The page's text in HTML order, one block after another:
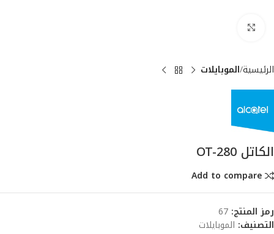
الرئيسية الموبايلات
الكاتل OT-280
Add to compare
رمز المنتج: 67
التصنيف: الموبايلات